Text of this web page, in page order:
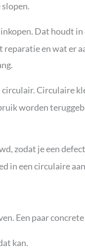
Dat houdt
en wat er
Circulaire
worden
zodat je een
in een circulaire
Een paar
kan.